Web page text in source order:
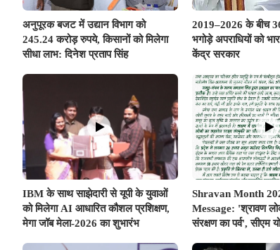
अनुपूरक बजट में उद्यान विभाग को
245.24 करोड़ रुपये, किसानों को मिलेगा
सीधा लाभ: दिनेश प्रताप सिंह
2019–2026 के बीच
भगोड़े अपराधियों को
केंद्र सरकार
IBM के साथ साझेदारी से यूपी के युवाओं
को मिलेगा AI आधारित कौशल प्रशिक्षण,
मेगा जॉब मेला-2026 का शुभारंभ
Shravan Month
Message: 'श्रावण
संरक्षण का पर्व', सीएम